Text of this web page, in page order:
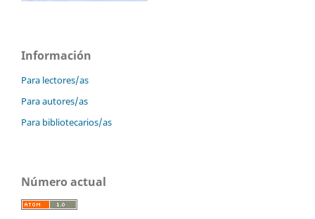
Información
Para lectores/as
Para autores/as
Para bibliotecarios/as
Número actual